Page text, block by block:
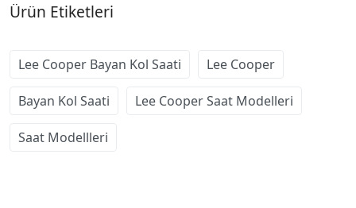
Ürün Etiketleri
Lee Cooper Bayan Kol Saati Lee Cooper
Bayan Kol Saati Lee Cooper Saat Modelleri
Saat Modellleri